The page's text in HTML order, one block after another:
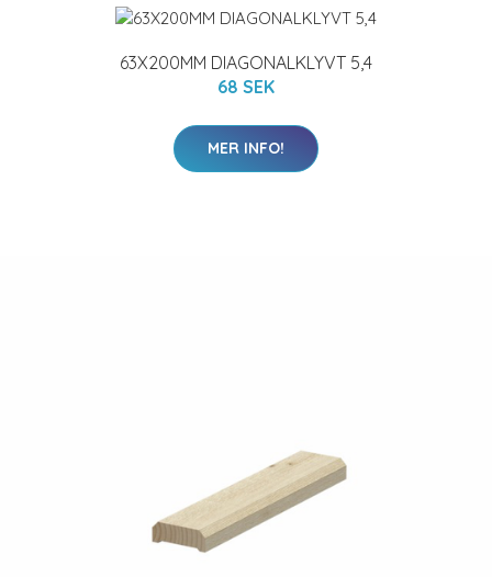
63X200MM DIAGONALKLYVT 5,4
68 SEK
MER INFO!